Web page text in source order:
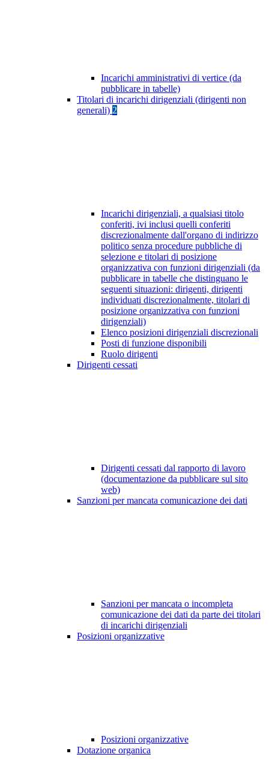
Incarichi amministrativi di vertice (da
pubblicare in tabelle)
Titolari di incarichi dirigenziali (dirigenti non
generali) 2
Incarichi dirigenziali, a qualsiasi titolo
conferiti, ivi inclusi quelli conferiti
discrezionalmente dall'organo di indirizzo
politico senza procedure pubbliche di
selezione e titolari di posizione
organizzativa con funzioni dirigenziali (da
pubblicare in tabelle che distinguano le
seguenti situazioni: dirigenti, dirigenti
individuati discrezionalmente, titolari di
posizione organizzativa con funzioni
dirigenziali)
Elenco posizioni dirigenziali discrezionali
Posti di funzione disponibili
Ruolo dirigenti
Dirigenti cessati
Dirigenti cessati dal rapporto di lavoro
(documentazione da pubblicare sul sito
web)
Sanzioni per mancata comunicazione dei dati
Sanzioni per mancata o incompleta
comunicazione dei dati da parte dei titolari
di incarichi dirigenziali
Posizioni organizzative
Posizioni organizzative
Dotazione organica